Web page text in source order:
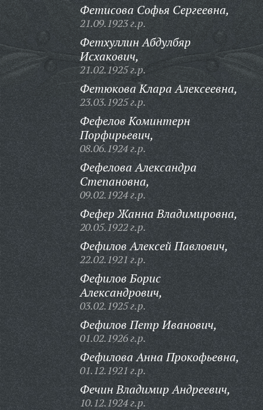
Фетисова Софья Сергеевна,
21.09.1923 г.р.
Фетхуллин Абдулбяр
Исхакович,
21.02.1925 г.р.
Фетюкова Клара Алексеевна,
23.03.1925 г.р.
Фефелов Коминтерн
Порфирьевич,
08.06.1924 г.р.
Фефелова Александра
Степановна,
09.02.1924 г.р.
Фефер Жанна Владимировна,
20.05.1922 г.р.
Фефилов Алексей Павлович,
22.02.1921 г.р.
Фефилов Борис
Александрович,
03.02.1925 г.р.
Фефилов Петр Иванович,
01.02.1926 г.р.
Фефилова Анна Прокофьевна,
01.12.1921 г.р.
Фечин Владимир Андреевич,
10.12.1924 г.р.